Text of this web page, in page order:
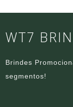
WT7
Brindes
segmentos!